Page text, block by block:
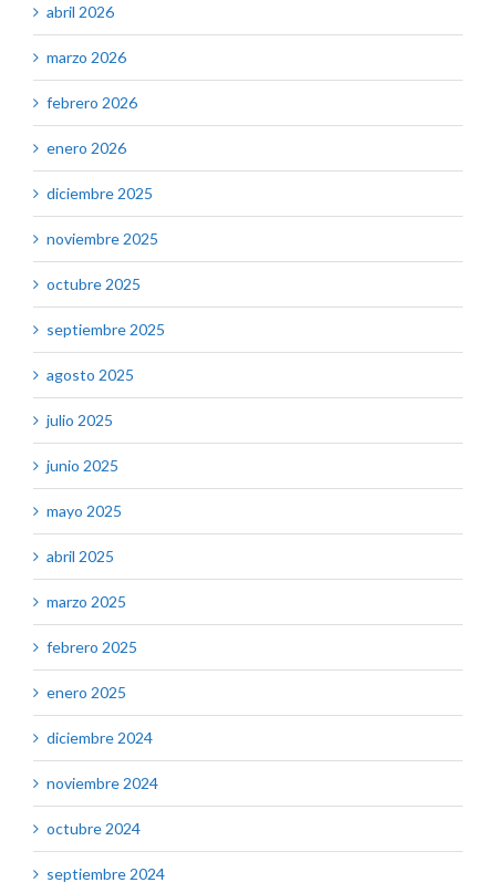
abril 2026
marzo 2026
febrero 2026
enero 2026
diciembre 2025
noviembre 2025
octubre 2025
septiembre 2025
agosto 2025
julio 2025
junio 2025
mayo 2025
abril 2025
marzo 2025
febrero 2025
enero 2025
diciembre 2024
noviembre 2024
octubre 2024
septiembre 2024